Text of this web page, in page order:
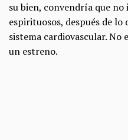
su bien, convendría que
espirituosos, después de lo
sistema cardiovascular. No
un estreno.